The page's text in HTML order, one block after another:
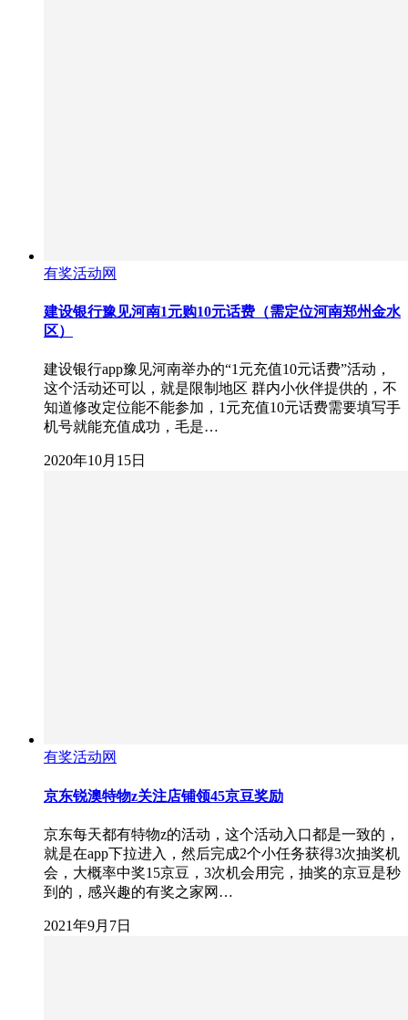
有奖活动网
建设银行豫见河南1元购10元话费（需定位河南郑州金水
区）
建设银行app豫见河南举办的“1元充值10元话费”活动，
这个活动还可以，就是限制地区 群内小伙伴提供的，不
知道修改定位能不能参加，1元充值10元话费需要填写手
机号就能充值成功，毛是…
2020年10月15日
有奖活动网
京东锐澳特物z关注店铺领45京豆奖励
京东每天都有特物z的活动，这个活动入口都是一致的，
就是在app下拉进入，然后完成2个小任务获得3次抽奖机
会，大概率中奖15京豆，3次机会用完，抽奖的京豆是秒
到的，感兴趣的有奖之家网…
2021年9月7日